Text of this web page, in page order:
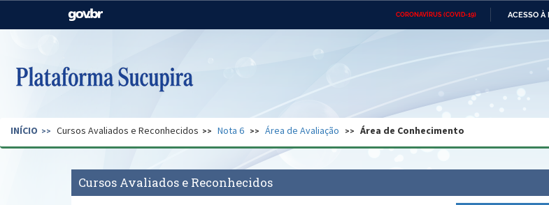
CORONAVÍRUS (COVID-19) ACESSO À
Casa Civil Ministério das
Pecuária e Abastecimento
Ministério do Desenvolvimento
Regional
Secretaria de Governo Gabinete de Segurança Advocacia-Geral da União Banco Central do
INÍCIO Cursos Avaliados e Reconhecidos Nota 6 Área de Avaliação Área de Conhecimento
Cursos Avaliados e Reconhecidos